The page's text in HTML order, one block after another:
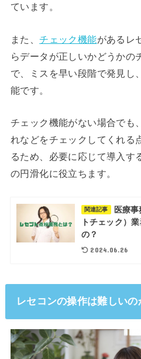
ています。
また、チェック機能があるレ
らデータが正しいかどうかの
で、ミスを早い段階で発見し
能です。
チェック機能がない場合でも
れなどをチェックしてくれる
るため、必要に応じて導入す
の円滑化に役立ちます。
関連記事
医療
トチェック）
の？
2024.06.26
レセコンの操作は難しいの